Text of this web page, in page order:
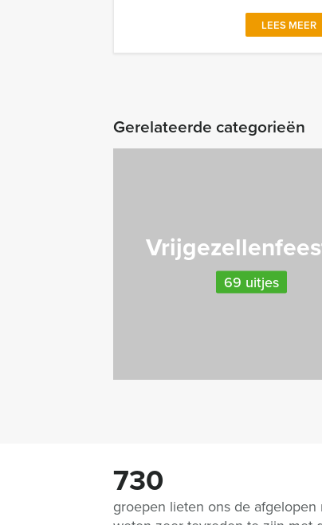
LEES MEER
Gerelateerde categorieën
69 uitjes
730
groepen lieten ons de afgelopen